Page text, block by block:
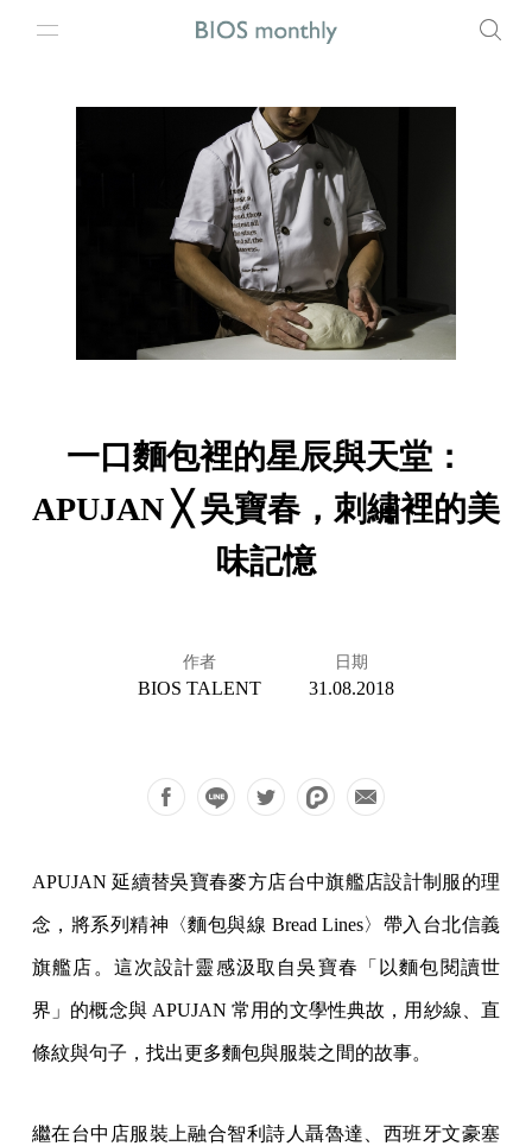
一口麵包裡的星辰與天堂：
APUJAN ╳ 吳寶春，刺繡裡的美
味記憶
作者
BIOS TALENT
日期
31.08.2018
APUJAN 延續替吳寶春麥方店台中旗艦店設計制服的理
念，將系列精神〈麵包與線 Bread Lines〉帶入台北信義
旗艦店。這次設計靈感汲取自吳寶春「以麵包閱讀世
界」的概念與 APUJAN 常用的文學性典故，用紗線、直
條紋與句子，找出更多麵包與服裝之間的故事。
繼在台中店服裝上融合智利詩人聶魯達、西班牙文豪塞